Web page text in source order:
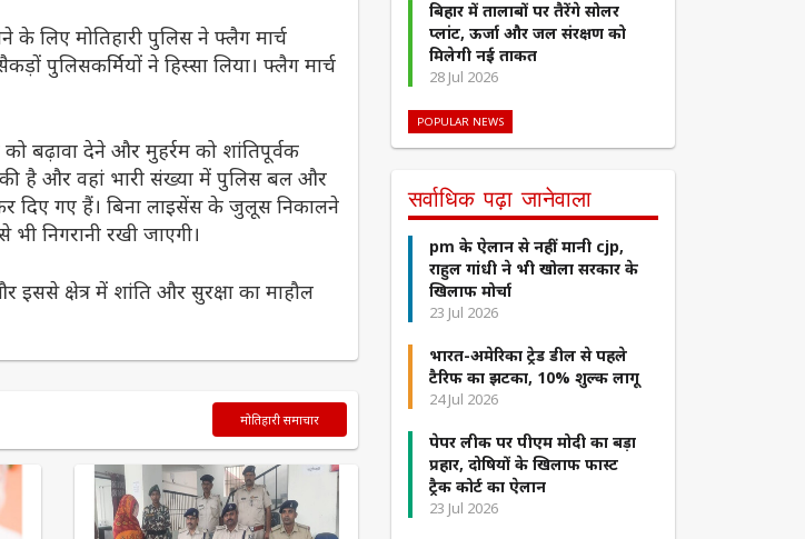
के लिए मोतिहारी पुलिस ने फ्लैग मार्च
पुलिसकर्मियों ने हिस्सा लिया। फ्लैग मार्च
बढ़ावा देने और मुहर्रम को शांतिपूर्वक
की है और वहां भारी संख्या में पुलिस बल और
दिए गए हैं। बिना लाइसेंस के जुलूस निकालने
निगरानी रखी जाएगी।
इससे क्षेत्र में शांति और सुरक्षा का माहौल
मोतिहारी समाचार
बिहार में तालाबों पर तैरेंगे सोलर
प्लांट, ऊर्जा और जल संरक्षण को
मिलेगी नई ताकत
28 Jul 2026
POPULAR NEWS
सर्वाधिक पढ़ा जानेवाला
pm के ऐलान से नहीं मानी cjp,
राहुल गांधी ने भी खोला सरकार के
खिलाफ मोर्चा
23 Jul 2026
भारत-अमेरिका ट्रेड डील से पहले
टैरिफ का झटका, 10% शुल्क लागू
24 Jul 2026
पेपर लीक पर पीएम मोदी का बड़ा
प्रहार, दोषियों के खिलाफ फास्ट
ट्रैक कोर्ट का ऐलान
23 Jul 2026